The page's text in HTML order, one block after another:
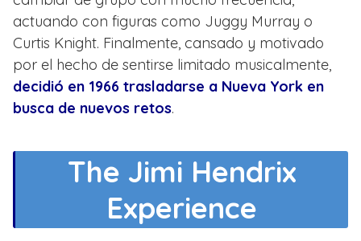
actuando con figuras como Juggy Murray o
Curtis Knight. Finalmente, cansado y motivado
por el hecho de sentirse limitado musicalmente,
decidió en 1966 trasladarse a Nueva York en
busca de nuevos retos.
The Jimi Hendrix
Experience